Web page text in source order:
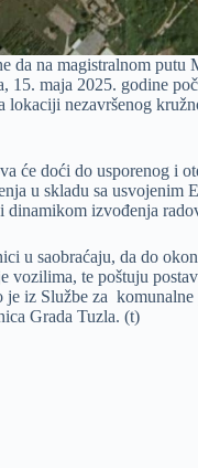
da na magistralnom putu
15. maja 2025. godine
lokaciji nezavršenog
će doći do usporenog i
u skladu sa usvojenim
dinamikom izvođenja
u saobraćaju, da do
vozilima, te poštuju
je iz Službe za
Grada Tuzla. (t)